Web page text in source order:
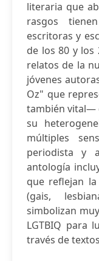
literaria que
rasgos
escritoras y
de los 80 y los
relatos de la
jóvenes
Oz" que
también vital—
su
múltiples
periodista y
antología
que reflejan
(gais,
simbolizan
LGTBIQ para
través de